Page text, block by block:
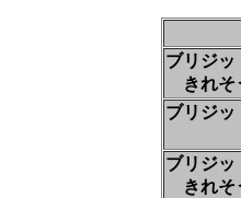
ブリジッ
きれそ
ブリジッ
ブリジッ
きれそ